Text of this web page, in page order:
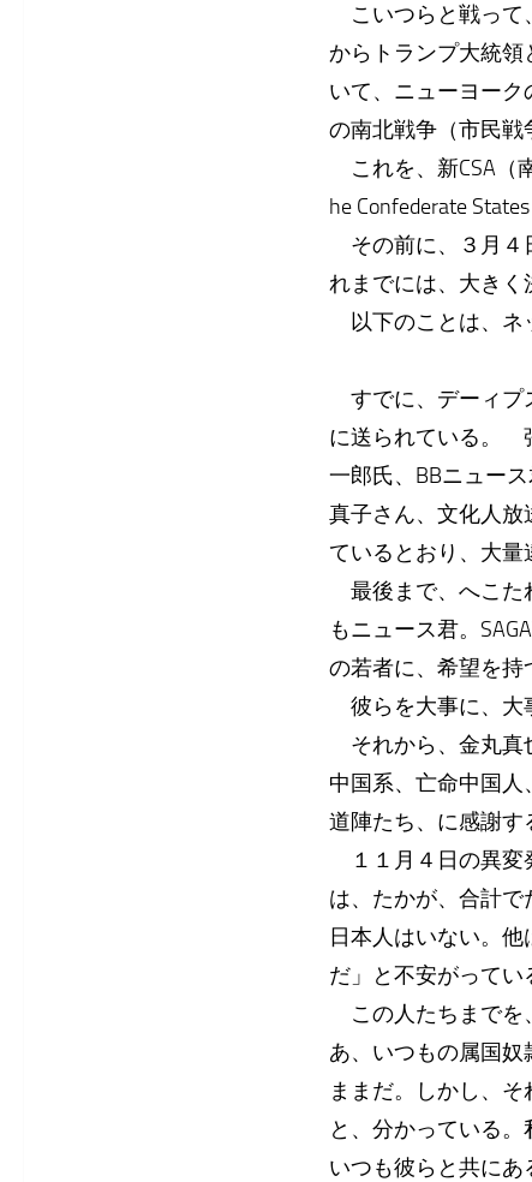
こいつらと戦って
からトランプ大統
いて、ニューヨー
の南北戦争（市民
これを、新CSA（
he Confederate
その前に、３月４
れまでには、大きく
以下のことは、ネ
すでに、デーィプ
に送られている。
一郎氏、BBニュー
真子さん、文化人
ているとおり、大量
最後まで、へこた
もニュース君。
の若者に、希望を持
彼らを大事に、大
それから、金丸真
中国系、亡命中国
道陣たち、に感謝す
１１月４日の異変
は、たかが、合計
日本人はいない。
だ」と不安がって
この人たちまでを
あ、いつもの属国
ままだ。しかし、
と、分かっている
いつも彼らと共に